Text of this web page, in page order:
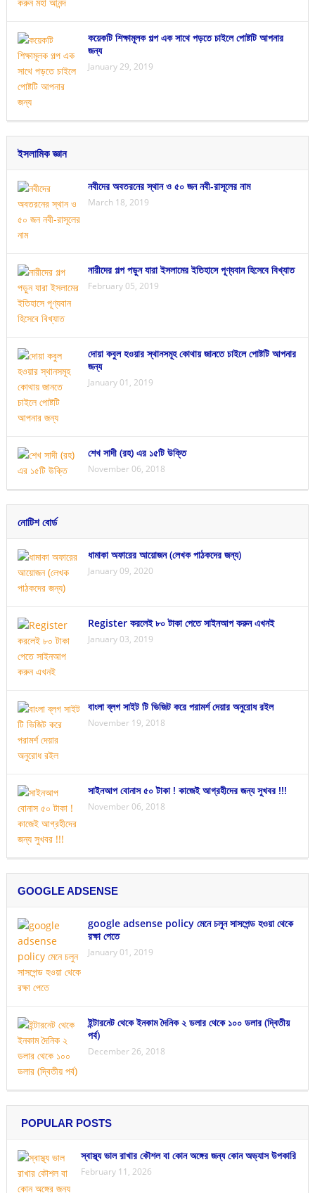
কয়েকটি শিক্ষামূলক গল্প এক সাথে পড়তে চাইলে পোষ্টটি আপনার
জন্য
January 29, 2019
ইসলামিক জ্ঞান
নবীদের অবতরনের স্থান ও ৫০ জন নবী-রাসূলের নাম
March 18, 2019
নারীদের গল্প পড়ুন যারা ইসলামের ইতিহাসে পূণ্যবান হিসেবে বিখ্যাত
February 05, 2019
দোয়া কবুল হওয়ার স্থানসমূহ কোথায় জানতে চাইলে পোষ্টটি আপনার
জন্য
January 01, 2019
শেখ সাদী (রহ) এর ১৫টি উক্তি
November 06, 2018
নোটিশ বোর্ড
ধামাকা অফারের আয়োজন (লেখক পাঠকদের জন্য)
January 09, 2020
Register করলেই ৮০ টাকা পেতে সাইনআপ করুন এখনই
January 03, 2019
বাংলা ব্লগ সাইট টি ভিজিট করে পরামর্শ দেয়ার অনুরোধ রইল
November 19, 2018
সাইনআপ বোনাস ৫০ টাকা ! কাজেই আগ্রহীদের জন্য সুখবর !!!
November 06, 2018
GOOGLE ADSENSE
google adsense policy মেনে চলুন সাসপেন্ড হওয়া থেকে
রক্ষা পেতে
January 01, 2019
ইন্টারনেট থেকে ইনকাম দৈনিক ২ ডলার থেকে ১০০ ডলার (দ্বিতীয়
পর্ব)
December 26, 2018
POPULAR POSTS
স্বাস্থ্য ভাল রাখার কৌশল বা কোন অঙ্গের জন্য কোন অভ্যাস উপকারি
February 11, 2026